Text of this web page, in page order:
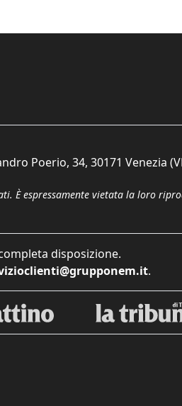
Poerio, 34, 30171 Venezia
È espressamente vietata la loro
disposizione.
.